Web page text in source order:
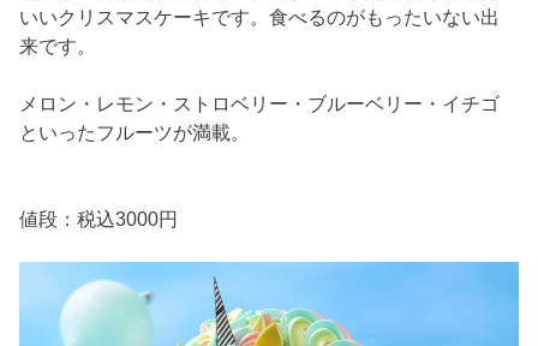
いいクリスマスケーキです。食べるのがもったいない出
来です。
メロン・レモン・ストロベリー・ブルーベリー・イチゴ
といったフルーツが満載。
値段：税込3000円